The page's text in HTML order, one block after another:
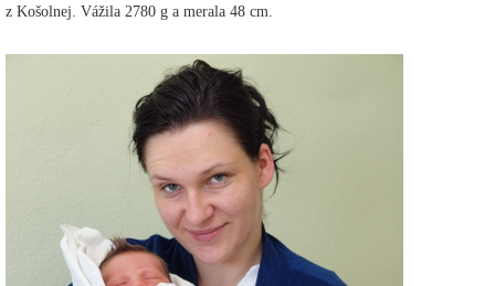
z Košolnej. Vážila 2780 g a merala 48 cm.